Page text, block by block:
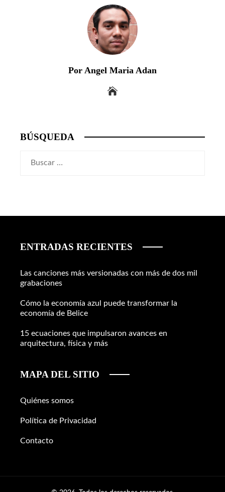
Por Angel Maria Adan
BÚSQUEDA
ENTRADAS RECIENTES
Las canciones más versionadas con más de dos mil
grabaciones
Cómo la economía azul puede transformar la
economía de Belice
15 ecuaciones que impulsaron avances en
arquitectura, física y más
MAPA DEL SITIO
Quiénes somos
Política de Privacidad
Contacto